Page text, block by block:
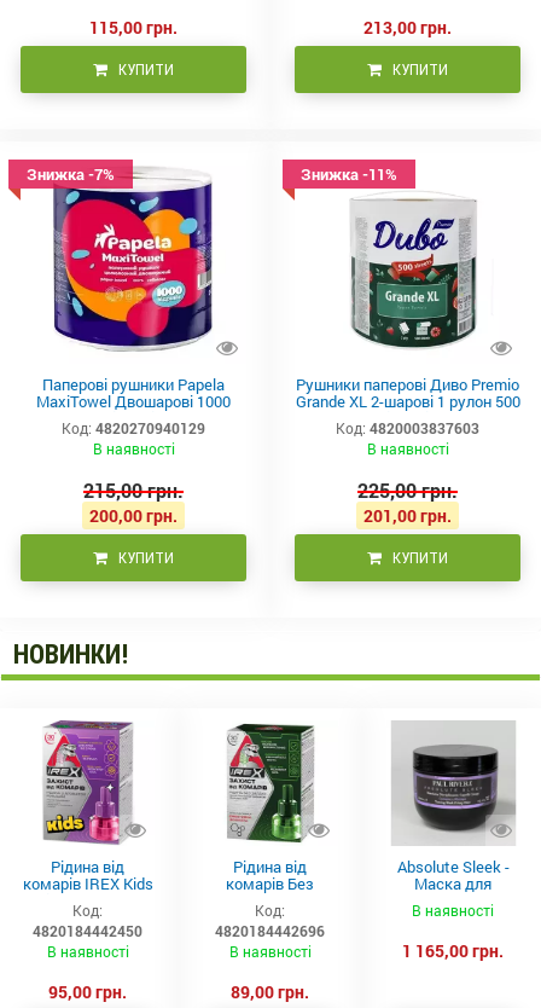
115,00 грн.
КУПИТИ
213,00 грн.
КУПИТИ
Знижка -7%
Паперові рушники Papela
MaxiTowel Двошарові 1000
відривів
Код: 4820270940129
В наявності
215,00 грн.
200,00 грн.
КУПИТИ
Знижка -11%
Рушники паперові Диво Premio
Grande XL 2-шарові 1 рулон 500
відривів
Код: 4820003837603
В наявності
225,00 грн.
201,00 грн.
КУПИТИ
НОВИНКИ!
Рідина від
комарів IREX Kids
д/дітей (30 ночей),
20мл
Код:
4820184442450
В наявності
95,00 грн.
Рідина від
комарів Без
запаху IREX (30
ночей), 20мл
Код:
4820184442696
В наявності
89,00 грн.
Absolute Sleek -
Маска для
неслухняного
волосся 300 мл
В наявності
1 165,00 грн.